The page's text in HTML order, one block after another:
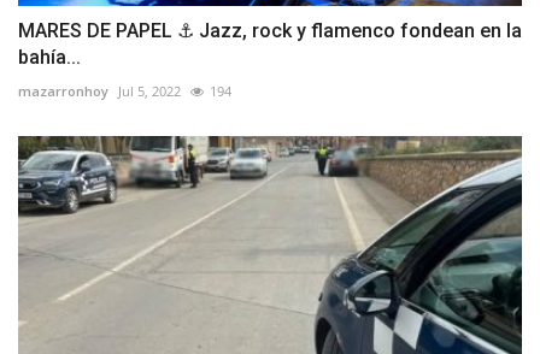
MARES DE PAPEL ⚓ Jazz, rock y flamenco fondean en la
bahía...
mazarronhoy Jul 5, 2022 194